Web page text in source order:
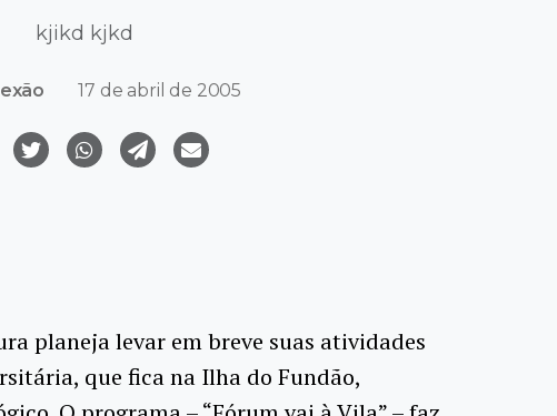
kjikd kjkd
17 de abril de 2005
planeja levar em breve suas atividades
que fica na Ilha do Fundão,